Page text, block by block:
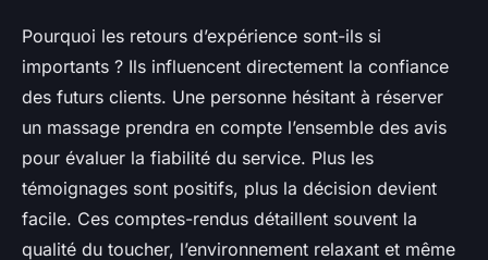
Pourquoi les retours d’expérience sont-ils si
importants ? Ils influencent directement la confiance
des futurs clients. Une personne hésitant à réserver
un massage prendra en compte l’ensemble des avis
pour évaluer la fiabilité du service. Plus les
témoignages sont positifs, plus la décision devient
facile. Ces comptes-rendus détaillent souvent la
qualité du toucher, l’environnement relaxant et même